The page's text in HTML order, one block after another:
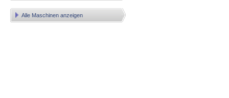
Alle Maschinen anzeigen